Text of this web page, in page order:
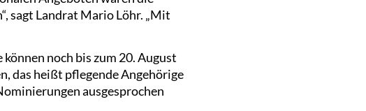
sagt Landrat Mario Löhr. „Mit
noch bis zum 20. August
das heißt pflegende Angehörige
ausgesprochen